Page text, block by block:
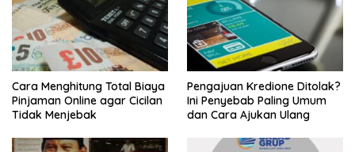
Cara Menghitung Total Biaya
Pinjaman Online agar Cicilan
Tidak Menjebak
Pengajuan Kredione Ditolak?
Ini Penyebab Paling Umum
dan Cara Ajukan Ulang